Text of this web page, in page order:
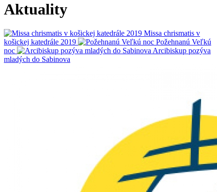
Aktuality
Missa chrismatis v
košickej katedrále 2019
Požehnanú Veľkú
noc
Arcibiskup pozýva
mladých do Sabinova